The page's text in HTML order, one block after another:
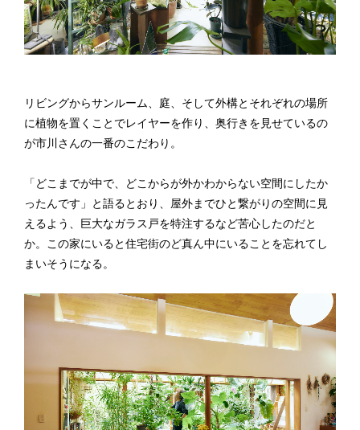
リビングからサンルーム、庭、そして外構とそれぞれの場所
に植物を置くことでレイヤーを作り、奥行きを見せているの
が市川さんの一番のこだわり。
「どこまでが中で、どこからが外かわからない空間にしたか
ったんです」と語るとおり、屋外までひと繋がりの空間に見
えるよう、巨大なガラス戸を特注するなど苦心したのだと
か。この家にいると住宅街のど真ん中にいることを忘れてし
まいそうになる。